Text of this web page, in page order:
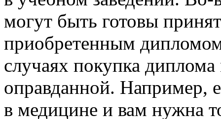
могут быть готовы
приобретенным
случаях покупка
оправданной. Например,
в медицине и вам нужна